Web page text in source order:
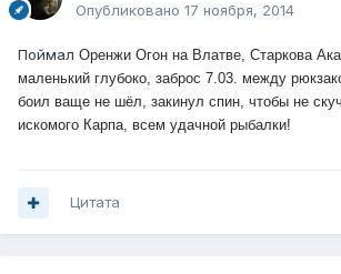
Опубликовано 17 ноября, 2014
Поймал Оренжи Огон на Влатве, Старкова
маленький глубоко, заброс 7.03. между
боил ваще не шёл, закинул спин, чтобы не
искомого Карпа, всем удачной рыбалки!
Цитата